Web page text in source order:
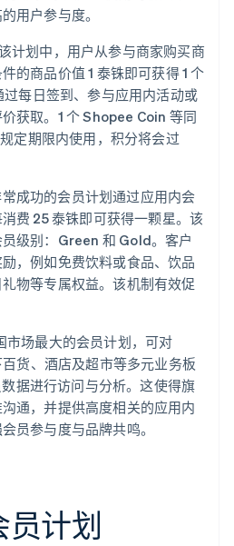
用户参与度。
计划中，用户从参与商家购买商
的商品价值 1 泰铢即可获得 1 个
每日签到、参与应用内活动或
获取。1 个 Shopee Coin 等同
定期限内使用，积分将会过
成功的会员计划通过应用内会
费 25 泰铢即可获得一颗星。该
级别：Green 和 Gold。客户
，例如免费饮料或食品、饮品
物等专属权益。该机制有效促
市场最大的会员计划，可对
货、酒店及超市等多元业务板
据进行访问与分析。这使得旗
通，并提供高度相关的应用内
员参与度与品牌共鸣。
计划